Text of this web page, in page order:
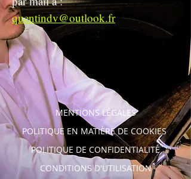
quentindv@outlook.fr
MENTIONS LÉGALES
POLITIQUE EN MATIÈRE DE COOKIES
POLITIQUE DE CONFIDENTIALITÉ
CONDITIONS D'UTILISATION